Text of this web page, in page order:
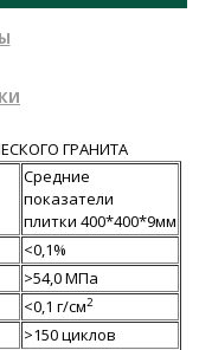
ГРАНИТА
Средние
показатели
плитки 400*400*9мм
<0,1%
>54,0 МПа
<0,1 г/см2
>150 циклов